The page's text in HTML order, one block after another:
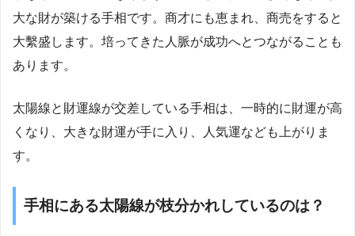
大な財が築ける手相です。商才にも恵まれ、商売をすると
大繫盛します。培ってきた人脈が成功へとつながることも
あります。
太陽線と財運線が交差している手相は、一時的に財運が高
くなり、大きな財運が手に入り、人気運なども上がりま
す。
手相にある太陽線が枝分かれしているのは？